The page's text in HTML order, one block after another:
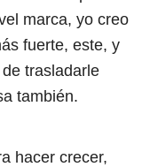
marca, yo creo
fuerte, este, y
trasladarle
también.
hacer crecer,